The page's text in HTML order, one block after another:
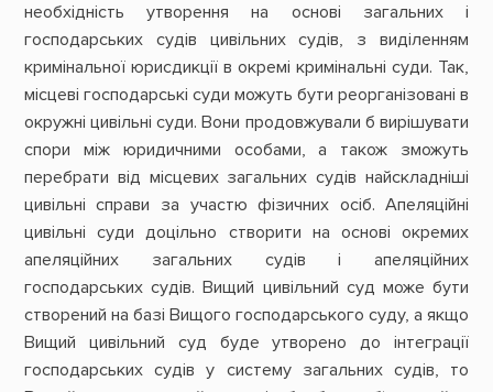
необхідність утворення на основі загальних і
господарських судів цивільних судів, з виділенням
кримінальної юрисдикції в окремі кримінальні суди. Так,
місцеві господарські суди можуть бути реорганізовані в
окружні цивільні суди. Вони продовжували б вирішувати
спори між юридичними особами, а також зможуть
перебрати від місцевих загальних судів найскладніші
цивільні справи за участю фізичних осіб. Апеляційні
цивільні суди доцільно створити на основі окремих
апеляційних загальних судів і апеляційних
господарських судів. Вищий цивільний суд може бути
створений на базі Вищого господарського суду, а якщо
Вищий цивільний суд буде утворено до інтеграції
господарських судів у систему загальних судів, то